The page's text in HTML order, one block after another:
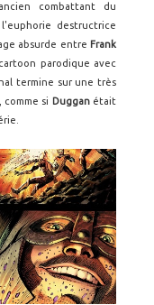
combattant du
destructrice
absurde entre Frank
parodique avec
termine sur une très
si Dugganétait